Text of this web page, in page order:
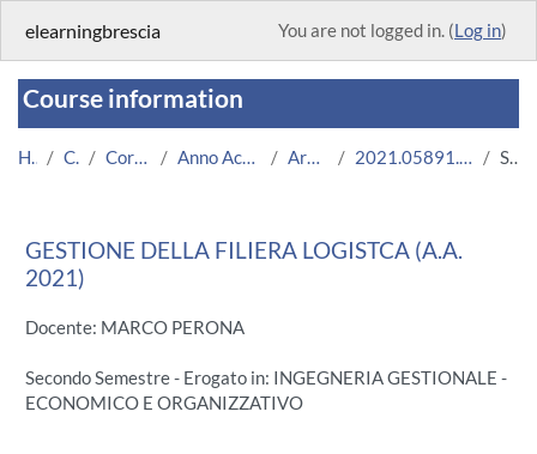
elearningbrescia You are not logged in. (Log in)
Course information
Home Courses Corsi Istituzionali Anno Accademico 2021/2022 Area Ingegneria 2021.05891.2011.3.A003474.N0_5570 Summary
GESTIONE DELLA FILIERA LOGISTCA (A.A.
2021)
Docente: MARCO PERONA
Secondo Semestre - Erogato in: INGEGNERIA GESTIONALE -
ECONOMICO E ORGANIZZATIVO